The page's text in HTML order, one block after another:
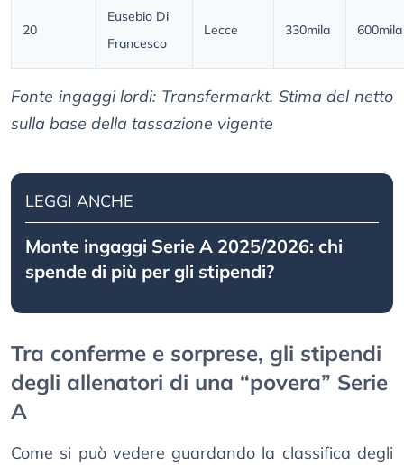
20
Eusebio Di
Francesco
Lecce 330mila 600mila
Fonte ingaggi lordi: Transfermarkt. Stima del netto
sulla base della tassazione vigente
LEGGI ANCHE
Monte ingaggi Serie A 2025/2026: chi
spende di più per gli stipendi?
Tra conferme e sorprese, gli stipendi
degli allenatori di una “povera” Serie
A
Come si può vedere guardando la classifica degli